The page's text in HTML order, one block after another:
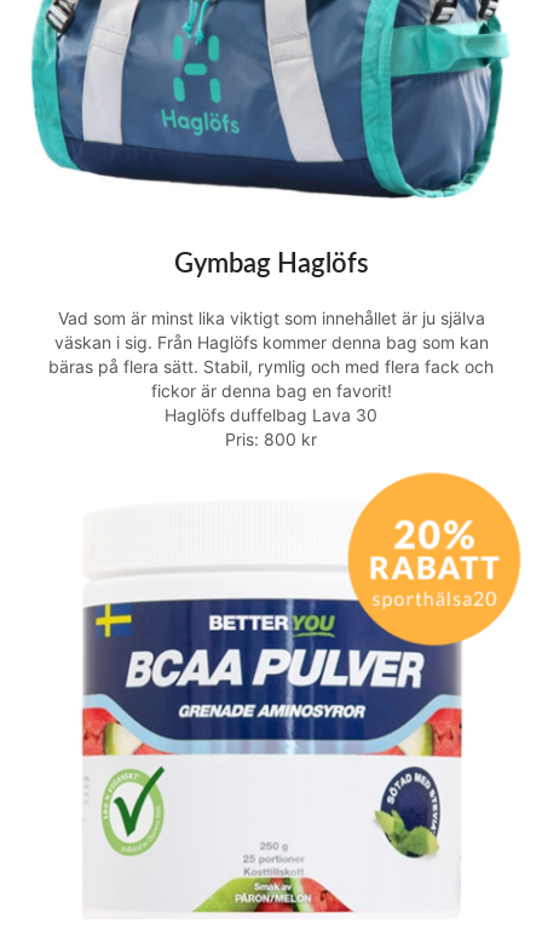
Gymbag Haglöfs
Vad som är minst lika viktigt som innehållet är ju själva
väskan i sig. Från Haglöfs kommer denna bag som kan
bäras på flera sätt. Stabil, rymlig och med flera fack och
fickor är denna bag en favorit!
Haglöfs duffelbag Lava 30
Pris: 800 kr